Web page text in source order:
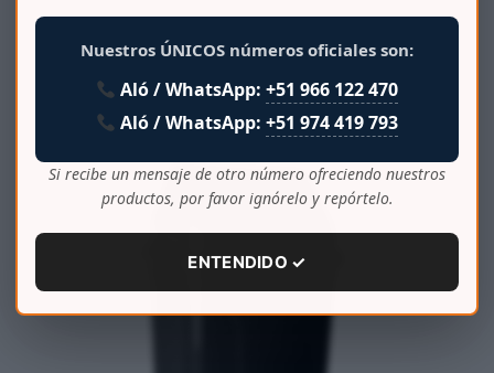
PAPELERA BODEGUITA AHORRA ESPACIO 25 LT
Nuestros ÚNICOS números oficiales son:
Aló / WhatsApp:+51 966 122 470
Aló / WhatsApp:+51 974 419 793
Si recibe un mensaje de otro número ofreciendo nuestros
productos, por favor ignórelo y repórtelo.
ENTENDIDO ✓